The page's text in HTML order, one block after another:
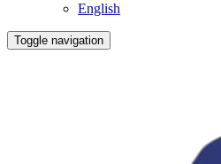
English
Toggle navigation